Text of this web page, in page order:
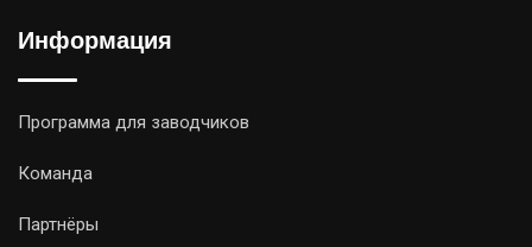
Информация
Программа для заводчиков
Команда
Партнёры